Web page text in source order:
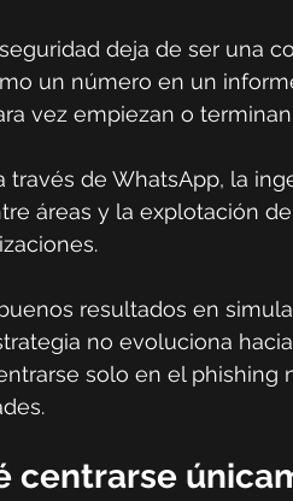
deja de ser una
un número en un
vez empiezan o
través de WhatsApp, la
áreas y la explotación
resultados en
no evoluciona
solo en el phishing
centrarse